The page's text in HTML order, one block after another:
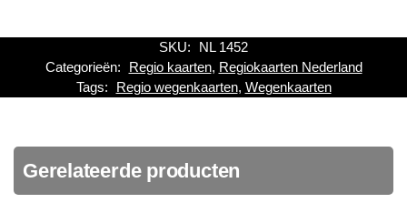
SKU:
NL 1452
Categorieën:
Regio kaarten, Regiokaarten Nederland
Tags:
Regio wegenkaarten, Wegenkaarten
Gerelateerde producten